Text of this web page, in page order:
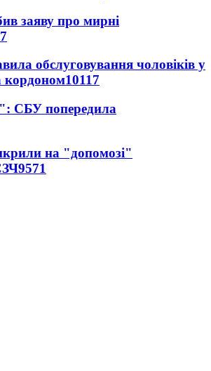
заяву про мирні
обслуговування чоловіків у
кордоном10117
СБУ попередила
на "допомозі"
9571